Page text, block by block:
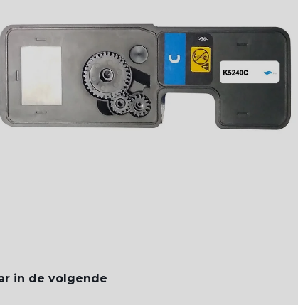
in de volgende